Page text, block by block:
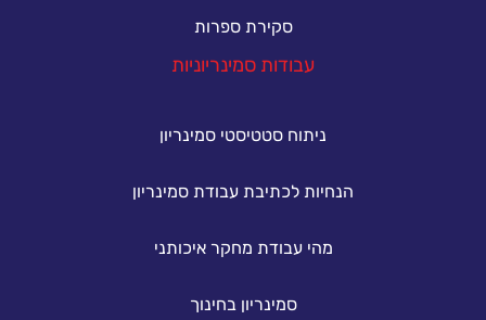
סקירת ספרות
עבודות סמינריוניות
ניתוח סטטיסטי סמינריון
הנחיות לכתיבת עבודת סמינריון
מהי עבודת מחקר איכותני
סמינריון בחינוך